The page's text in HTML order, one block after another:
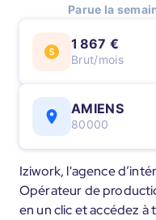
Parue la
1 867 €
Brut/mois
AMIENS
80000
Iziwork, l'agence
Opérateur de
en un clic et accédez à